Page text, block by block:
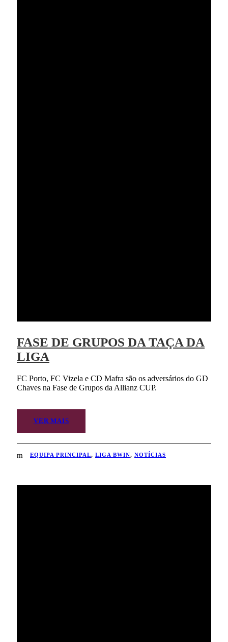
FASE DE GRUPOS DA TAÇA DA
LIGA
FC Porto, FC Vizela e CD Mafra são os adversários do GD
Chaves na Fase de Grupos da Allianz CUP.
VER MAIS
EQUIPA PRINCIPAL, LIGA BWIN, NOTÍCIAS